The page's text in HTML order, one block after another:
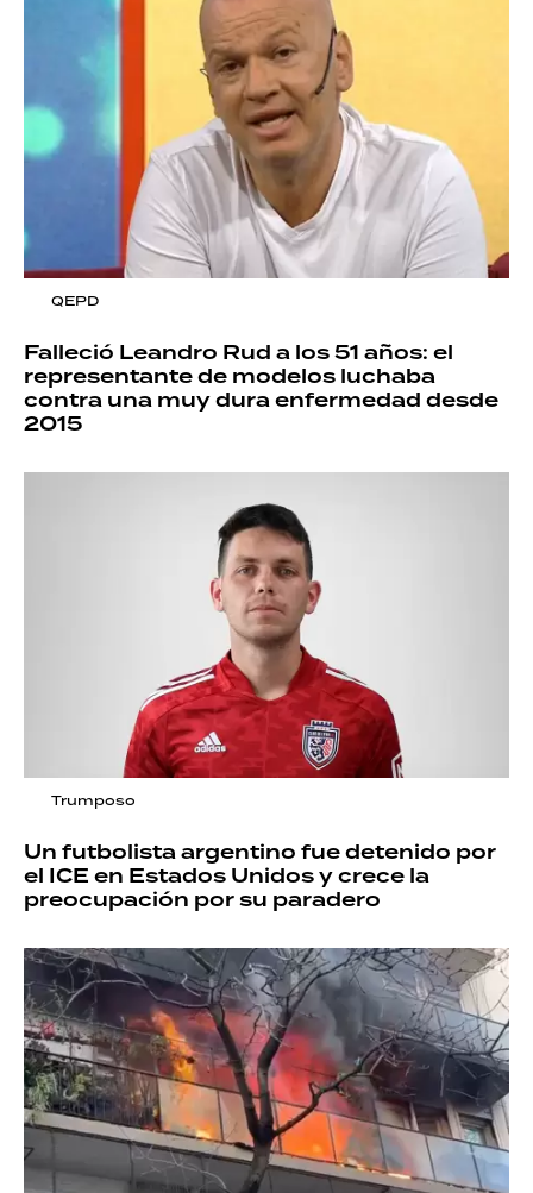
QEPD
Falleció Leandro Rud a los 51 años: el
representante de modelos luchaba
contra una muy dura enfermedad desde
2015
Trumposo
Un futbolista argentino fue detenido por
el ICE en Estados Unidos y crece la
preocupación por su paradero